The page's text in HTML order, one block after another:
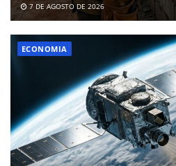
7 DE AGOSTO DE 2026
ECONOMIA